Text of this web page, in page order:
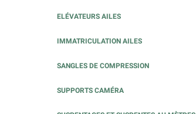
ELÉVATEURS AILES
IMMATRICULATION AILES
SANGLES DE COMPRESSION
SUPPORTS CAMÉRA